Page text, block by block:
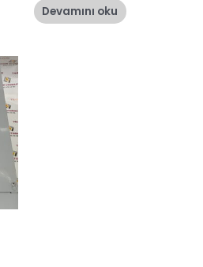
oy
aldıDevamını oku